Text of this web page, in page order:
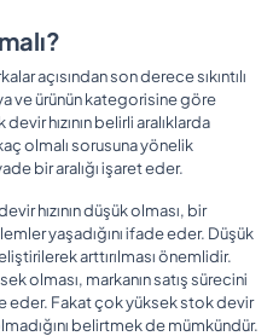
açısından son derece sıkıntılı
ve ürünün kategorisine göre
hızının belirli aralıklarda
olmalı sorusuna yönelik
bir aralığı işaret eder.
hızının düşük olması, bir
yaşadığını ifade eder. Düşük
arttırılması önemlidir.
olması, markanın satış sürecini
eder. Fakat çok yüksek stok devir
belirtmek de mümkündür.